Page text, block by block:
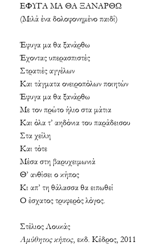
ΕΦΥΓΑ ΜΑ ΘΑ ΞΑΝΑΡΘΩ
(Μιλά ένα δολοφονημένο παιδί)
Έφυγα μα θα ξανάρθω
Έχοντας υπερασπιστές
Στρατιές αγγέλων
Και τάγματα ονειροπόλων ποιητών
Έφυγα μα θα ξανάρθω
Με τον πρώτο ήλιο στα μάτια
Και όλα τ’ αηδόνια του παράδεισου
Στα χείλη
Και τότε
Μέσα στη βαρυχειμωνιά
Θ’ ανθίσει ο κήπος
Κι απ’ τη θάλασσα θα ειπωθεί
Ο έσχατος τρυφερός λόγος.
Στέλιος Λουκάς
Αμύθητος κήπος, εκδ. Κέδρος, 2011